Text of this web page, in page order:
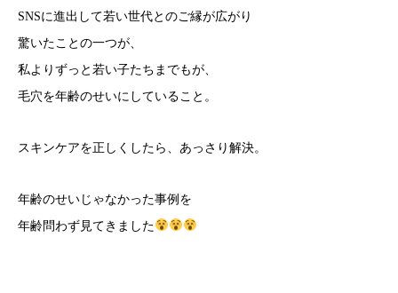
SNSに進出して若い世代とのご縁が広がり
驚いたことの一つが、
私よりずっと若い子たちまでもが、
毛穴を年齢のせいにしていること。
スキンケアを正しくしたら、あっさり解決。
年齢のせいじゃなかった事例を
年齢問わず見てきました